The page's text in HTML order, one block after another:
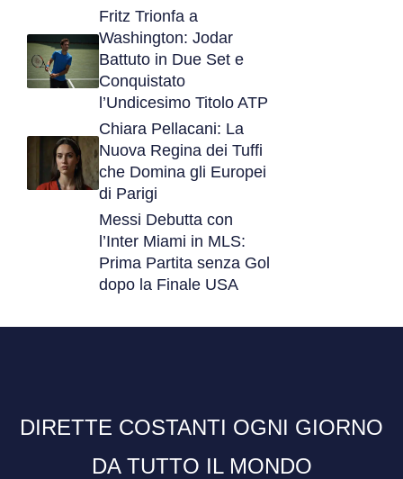
Fritz Trionfa a
Washington: Jodar
Battuto in Due Set e
Conquistato
l’Undicesimo Titolo ATP
Chiara Pellacani: La
Nuova Regina dei Tuffi
che Domina gli Europei
di Parigi
Messi Debutta con
l’Inter Miami in MLS:
Prima Partita senza Gol
dopo la Finale USA
DIRETTE COSTANTI OGNI GIORNO
DA TUTTO IL MONDO